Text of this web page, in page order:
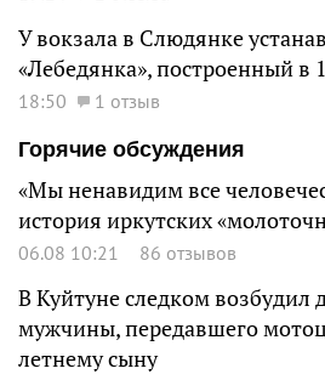
У вокзала в Слюдянке
«Лебедянка», построенный в
18:50
1 отзыв
Горячие обсуждения
«Мы ненавидим все
история иркутских
06.08 10:21 86 отзывов
В Куйтуне следком возбудил
мужчины, передавшего
летнему сыну